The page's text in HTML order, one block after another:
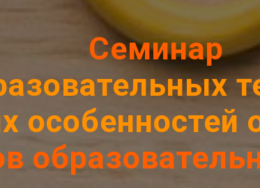
Семинар
особенностей